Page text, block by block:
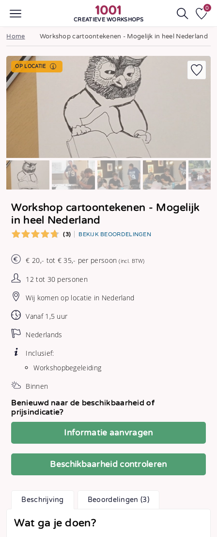
CREATIEVE WORKSHOPS
0
Home Workshop cartoontekenen - Mogelijk in heel Nederland
OP LOCATIE
Workshop cartoontekenen - Mogelijk
in heel Nederland
(3) BEKIJK BEOORDELINGEN
€ 20,- tot € 35,- per persoon(incl. BTW)
12 tot 30 personen
Wij komen op locatie in Nederland
Vanaf 1,5 uur
Nederlands
Inclusief:
Workshopbegeleiding
Binnen
Benieuwd naar de beschikbaarheid of
prijsindicatie?
Informatie aanvragen
Beschikbaarheid controleren
Beschrijving Beoordelingen (3)
Wat ga je doen?